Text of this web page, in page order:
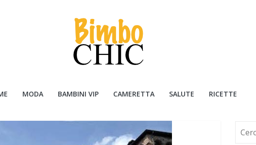
MODA BAMBINI VIP CAMERETTA SALUTE RICETTE